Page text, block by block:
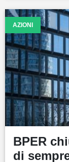
AZIONI
BPER
di